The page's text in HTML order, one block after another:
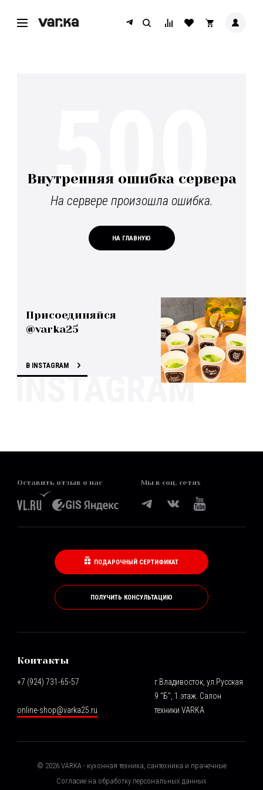
Внутренняя ошибка сервера
На сервере произошла ошибка.
НА ГЛАВНУЮ
500
Присоединяйся
@varka25
В INSTAGRAM
Оставить отзыв о нас Мы в соц. сетях
ПОДАРОЧНЫЙ СЕРТИФИКАТ
ПОЛУЧИТЬ КОНСУЛЬТАЦИЮ
Контакты
+7 (924) 731-65-57
online-shop@varka25.ru
г.Владивосток, ул.Русская
9 "Б", 1 этаж. Салон
техники VARKA
© 2026VARKA - кухонная техника, сантехника и прачечные
Согласие на обработку персональных данных